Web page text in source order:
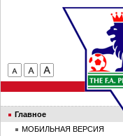
Главное
МОБИЛЬНАЯ ВЕРСИЯ